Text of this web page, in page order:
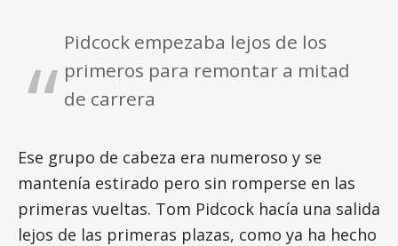
Pidcock empezaba lejos de los
primeros para remontar a mitad
de carrera
Ese grupo de cabeza era numeroso y se
mantenía estirado pero sin romperse en las
primeras vueltas. Tom Pidcock hacía una salida
lejos de las primeras plazas, como ya ha hecho